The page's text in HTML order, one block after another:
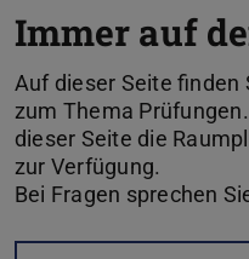
Immer auf
Auf dieser Seite finden
zum Thema
dieser Seite die
zur Verfügung.
Bei Fragen sprechen